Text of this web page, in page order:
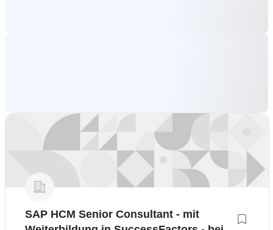
SAP HCM Senior Consultant - mit